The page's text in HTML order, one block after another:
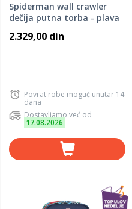
Spiderman wall crawler
dečija putna torba - plava
2.329,00 din
Povrat robe moguć unutar 14
dana
Dostavljamo već od
17.08.2026